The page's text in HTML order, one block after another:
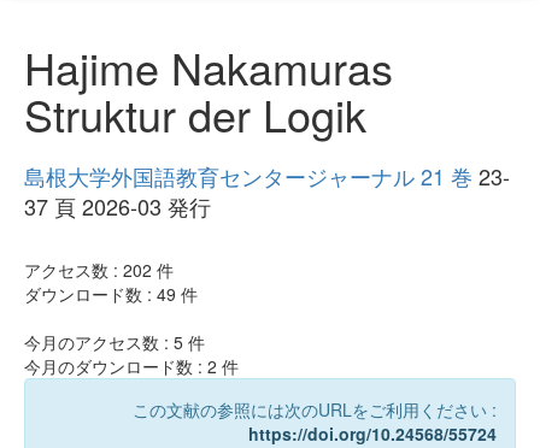
Hajime Nakamuras
Struktur der Logik
島根大学外国語教育センタージャーナル 21 巻 23-
37 頁 2026-03 発行
アクセス数 : 202 件
ダウンロード数 : 49 件
今月のアクセス数 : 5 件
今月のダウンロード数 : 2 件
この文献の参照には次のURLをご利用ください :
https://doi.org/10.24568/55724